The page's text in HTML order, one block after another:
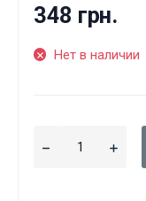
348 грн.
Нет в наличии